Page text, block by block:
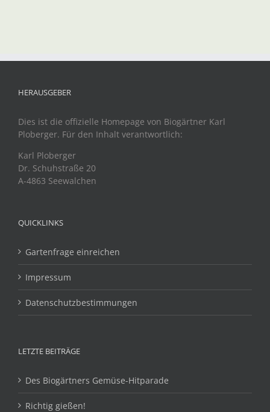
HERAUSGEBER
Dies ist die offizielle Homepage von Biogärtner Karl
Ploberger. Für den Inhalt verantwortlich:
Karl Ploberger
Dr. Schuhstraße 20
A-4863 Seewalchen
QUICKLINKS
Gartenfrage einreichen
Impressum
Datenschutzbestimmungen
LETZTE BEITRÄGE
Des Biogärtners Gemüse-Hitparade
Richtig gießen!